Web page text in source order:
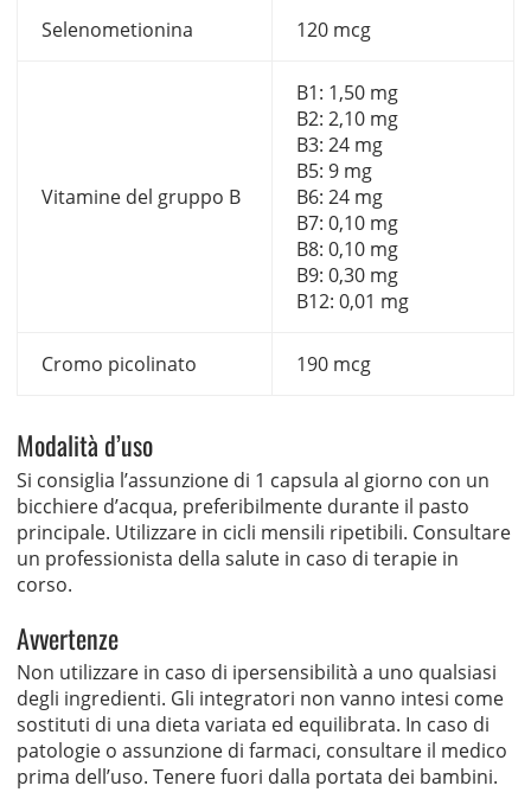
Selenometionina 120 mcg
Vitamine del gruppo B
B1: 1,50 mg
B2: 2,10 mg
B3: 24 mg
B5: 9 mg
B6: 24 mg
B7: 0,10 mg
B8: 0,10 mg
B9: 0,30 mg
B12: 0,01 mg
Cromo picolinato 190 mcg
Modalità d’uso
Si consiglia l’assunzione di 1 capsula al giorno con un
bicchiere d’acqua, preferibilmente durante il pasto
principale. Utilizzare in cicli mensili ripetibili. Consultare
un professionista della salute in caso di terapie in
corso.
Avvertenze
Non utilizzare in caso di ipersensibilità a uno qualsiasi
degli ingredienti. Gli integratori non vanno intesi come
sostituti di una dieta variata ed equilibrata. In caso di
patologie o assunzione di farmaci, consultare il medico
prima dell’uso. Tenere fuori dalla portata dei bambini.